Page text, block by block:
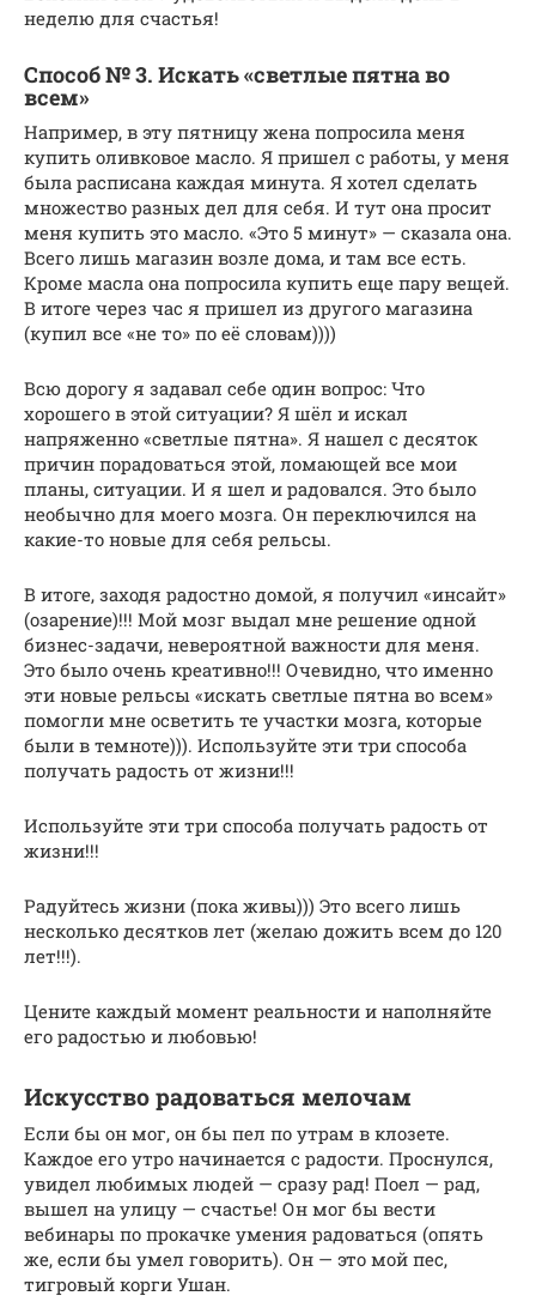
неделю для счастья!
Способ № 3. Искать «светлые пятна во
всем»
Например, в эту пятницу жена попросила меня
купить оливковое масло. Я пришел с работы, у меня
была расписана каждая минута. Я хотел сделать
множество разных дел для себя. И тут она просит
меня купить это масло. «Это 5 минут» — сказала она.
Всего лишь магазин возле дома, и там все есть.
Кроме масла она попросила купить еще пару вещей.
В итоге через час я пришел из другого магазина
(купил все «не то» по её словам))))
Всю дорогу я задавал себе один вопрос: Что
хорошего в этой ситуации? Я шёл и искал
напряженно «светлые пятна». Я нашел с десяток
причин порадоваться этой, ломающей все мои
планы, ситуации. И я шел и радовался. Это было
необычно для моего мозга. Он переключился на
какие-то новые для себя рельсы.
В итоге, заходя радостно домой, я получил «инсайт»
(озарение)!!! Мой мозг выдал мне решение одной
бизнес-задачи, невероятной важности для меня.
Это было очень креативно!!! Очевидно, что именно
эти новые рельсы «искать светлые пятна во всем»
помогли мне осветить те участки мозга, которые
были в темноте))). Используйте эти три способа
получать радость от жизни!!!
Используйте эти три способа получать радость от
жизни!!!
Радуйтесь жизни (пока живы))) Это всего лишь
несколько десятков лет (желаю дожить всем до 120
лет!!!).
Цените каждый момент реальности и наполняйте
его радостью и любовью!
Искусство радоваться мелочам
Если бы он мог, он бы пел по утрам в клозете.
Каждое его утро начинается с радости. Проснулся,
увидел любимых людей — сразу рад! Поел — рад,
вышел на улицу — счастье! Он мог бы вести
вебинары по прокачке умения радоваться (опять
же, если бы умел говорить). Он — это мой пес,
тигровый корги Ушан.